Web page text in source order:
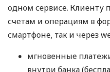
одном сервисе. Клиенту
счетам и операциям в
смартфоне, так и через
мгновенные
внутри банка